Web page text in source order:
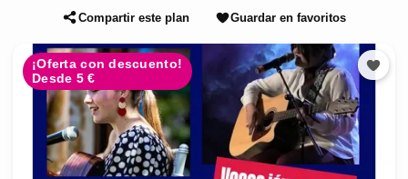
Compartir este plan Guardar en favoritos
¡Oferta con descuento!
Desde 5 €